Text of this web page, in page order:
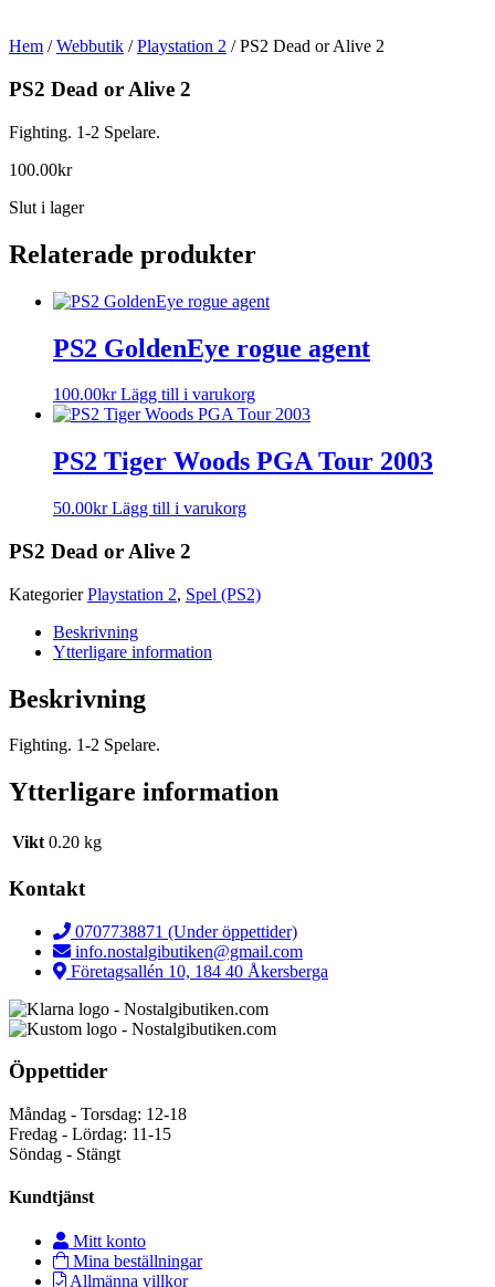
Hem /Webbutik /Playstation 2 / PS2 Dead or Alive 2
PS2 Dead or Alive 2
Fighting. 1-2 Spelare.
100.00kr
Slut i lager
Relaterade produkter
PS2 GoldenEye rogue agent
100.00kr Lägg till i varukorg
PS2 Tiger Woods PGA Tour 2003
50.00kr Lägg till i varukorg
PS2 Dead or Alive 2
Kategorier Playstation 2, Spel (PS2)
Beskrivning
Ytterligare information
Beskrivning
Fighting. 1-2 Spelare.
Ytterligare information
Vikt 0.20 kg
Kontakt
0707738871 (Under öppettider)
info.nostalgibutiken@gmail.com
Företagsallén 10, 184 40 Åkersberga
Öppettider
Måndag - Torsdag: 12-18
Fredag - Lördag: 11-15
Söndag - Stängt
Kundtjänst
Mitt konto
Mina beställningar
Allmänna villkor